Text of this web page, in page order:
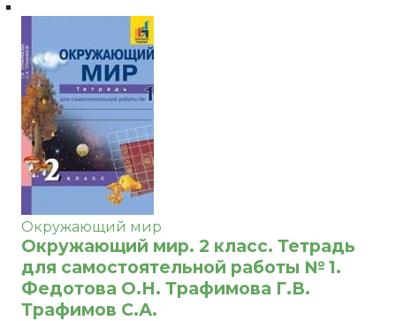
Окружающий мир
Окружающий мир. 2 класс. Тетрадь
для самостоятельной работы № 1.
Федотова О.Н. Трафимова Г.В.
Трафимов С.А.